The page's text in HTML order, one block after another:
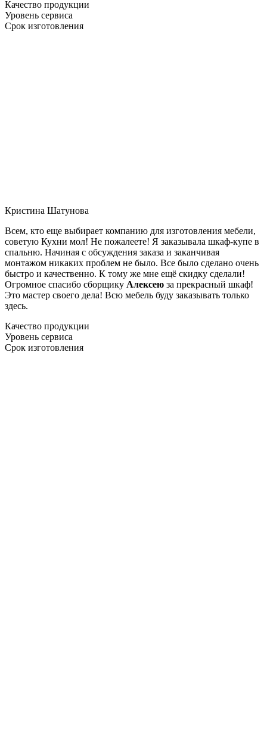
Качество продукции
Уровень сервиса
Срок изготовления
Кристина Шатунова
Всем, кто еще выбирает компанию для изготовления мебели,
советую Кухни мол! Не пожалеете! Я заказывала шкаф-купе в
спальню. Начиная с обсуждения заказа и заканчивая
монтажом никаких проблем не было. Все было сделано очень
быстро и качественно. К тому же мне ещё скидку сделали!
Огромное спасибо сборщику Алексею за прекрасный шкаф!
Это мастер своего дела! Всю мебель буду заказывать только
здесь.
Качество продукции
Уровень сервиса
Срок изготовления